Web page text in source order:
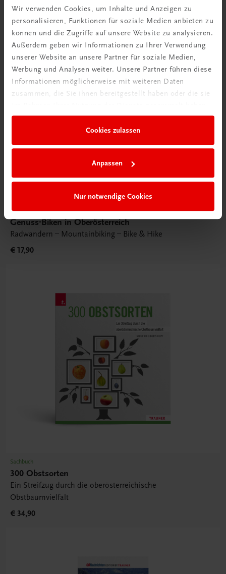
Wir verwenden Cookies, um Inhalte und Anzeigen zu
personalisieren, Funktionen für soziale Medien anbieten zu
können und die Zugriffe auf unsere Website zu analysieren.
Außerdem geben wir Informationen zu Ihrer Verwendung
unserer Website an unsere Partner für soziale Medien,
Werbung und Analysen weiter. Unsere Partner führen diese
Informationen möglicherweise mit weiteren Daten
zusammen, die Sie ihnen bereitgestellt haben oder die sie
Cookies zulassen
Anpassen
Nur notwendige Cookies
Sachbuch
Genuss-Biken in Oberösterreich
Radwandern – Mountainbiking – Bike & Hike
€ 17,90
Sachbuch
300 Obstsorten
Ein Streifzug durch die oberösterreichische
Obstbaumvielfalt
€ 34,90